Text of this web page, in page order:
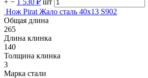
Нож Pirat Жало сталь 40х13 S902
Общая длина
265
Длина клинка
140
Толщина клинка
3
Марка стали